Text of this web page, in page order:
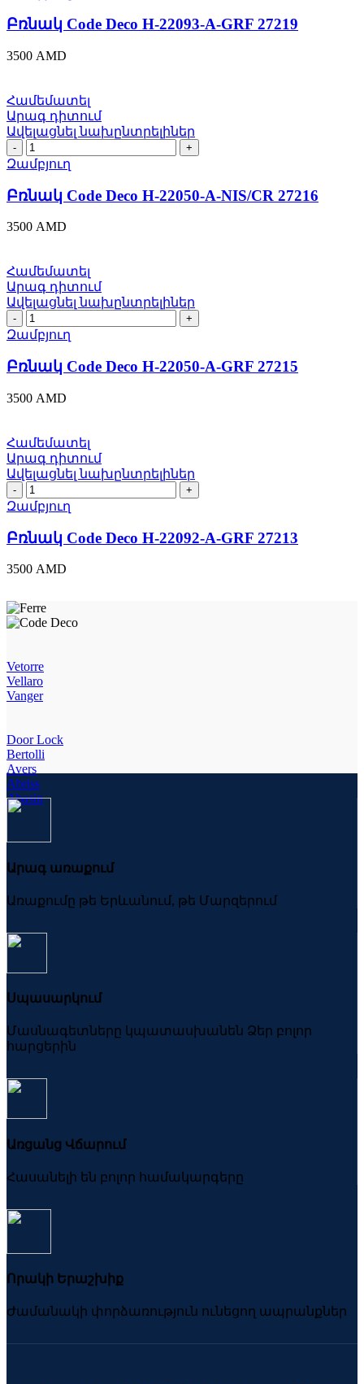
Deco
H-
22093-
A-
GRF
quantity
Բռնակ Code Deco H-22093-A-GRF 27219
3500 AMD
Համեմատել
Արագ դիտում
Ավելացնել նախընտրելիներ
Բռնակ
Code
Deco
H-
22050-
A-
NIS/CR
quantity
Զամբյուղ
Բռնակ Code Deco H-22050-A-NIS/CR 27216
3500 AMD
Համեմատել
Արագ դիտում
Ավելացնել նախընտրելիներ
Բռնակ
Code
Deco
H-
22050-
A-
GRF
quantity
Զամբյուղ
Բռնակ Code Deco H-22050-A-GRF 27215
3500 AMD
Համեմատել
Արագ դիտում
Ավելացնել նախընտրելիներ
Բռնակ
Code
Deco
H-
22092-
A-
GRF
quantity
Զամբյուղ
Բռնակ Code Deco H-22092-A-GRF 27213
3500 AMD
Vetorre
Vellaro
Vanger
Door Lock
Bertolli
Avers
Abriss
Abasin
Արագ առաքում
Առաքումը թե Երևանում, թե Մարզերում
Սպասարկում
Մասնագետները կպատասխանեն Ձեր բոլոր
հարցերին
Առցանց Վճարում
Հասանելի են բոլոր համակարգերը
Որակի Երաշխիք
Ժամանակի փորձառություն ունեցող ապրանքներ